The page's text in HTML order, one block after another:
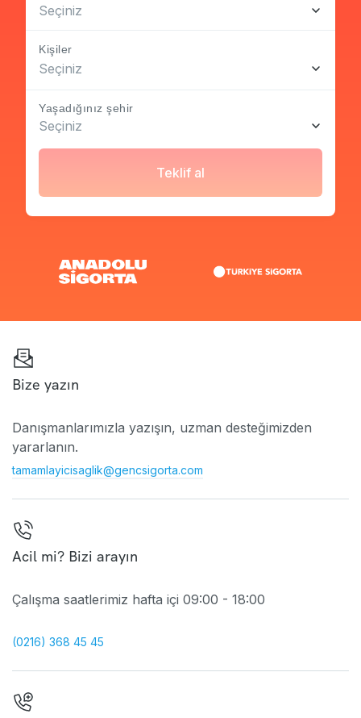
Seçiniz
Kişiler
Seçiniz
Yaşadığınız şehir
Seçiniz
Teklif al
Bize yazın
Danışmanlarımızla yazışın, uzman desteğimizden
yararlanın.
tamamlayicisaglik@gencsigorta.com
Acil mi? Bizi arayın
Çalışma saatlerimiz hafta içi 09:00 - 18:00
(0216) 368 45 45